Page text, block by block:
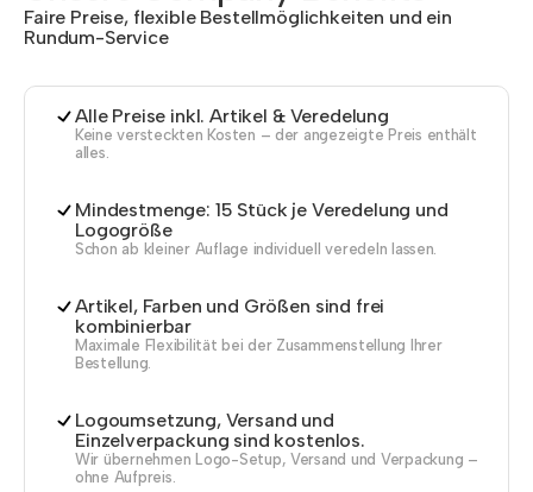
Faire Preise, flexible Bestellmöglichkeiten und ein
Rundum-Service
Alle Preise inkl. Artikel & Veredelung
Keine versteckten Kosten – der angezeigte Preis enthält
alles.
Mindestmenge: 15 Stück je Veredelung und
Logogröße
Schon ab kleiner Auflage individuell veredeln lassen.
Artikel, Farben und Größen sind frei
kombinierbar
Maximale Flexibilität bei der Zusammenstellung Ihrer
Bestellung.
Logoumsetzung, Versand und
Einzelverpackung sind kostenlos.
Wir übernehmen Logo-Setup, Versand und Verpackung –
ohne Aufpreis.